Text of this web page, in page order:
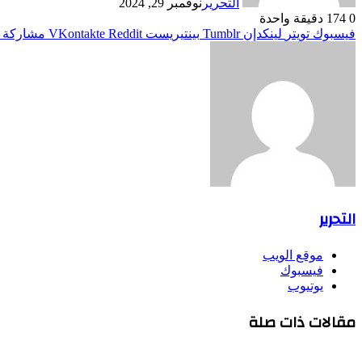
0
دقيقة واحدة
فيسبوك تويتر لينكدإن بينتيريست مشاركة
التحرير
موقع الويب
فيسبوك
يوتيوب
مقالات ذات صلة